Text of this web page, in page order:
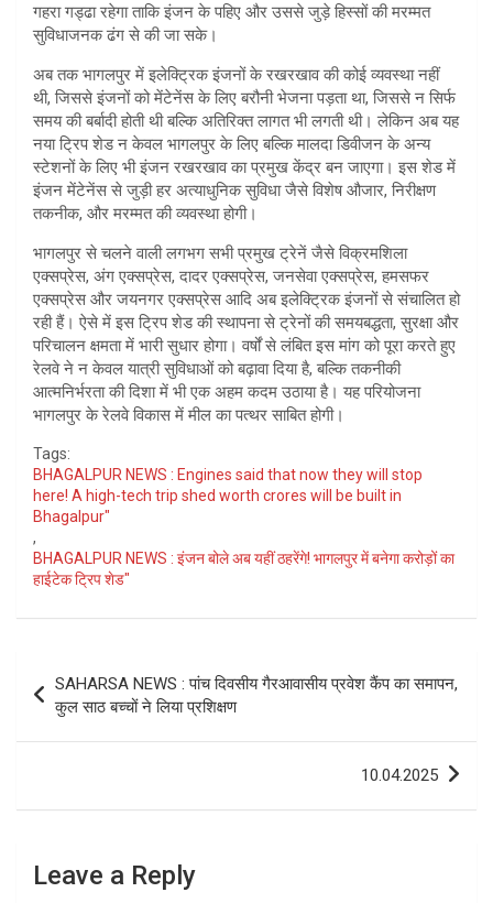
गहरा गड्ढा रहेगा ताकि इंजन के पहिए और उससे जुड़े हिस्सों की मरम्मत
सुविधाजनक ढंग से की जा सके।
अब तक भागलपुर में इलेक्ट्रिक इंजनों के रखरखाव की कोई व्यवस्था नहीं
थी, जिससे इंजनों को मेंटेनेंस के लिए बरौनी भेजना पड़ता था, जिससे न सिर्फ
समय की बर्बादी होती थी बल्कि अतिरिक्त लागत भी लगती थी। लेकिन अब यह
नया ट्रिप शेड न केवल भागलपुर के लिए बल्कि मालदा डिवीजन के अन्य
स्टेशनों के लिए भी इंजन रखरखाव का प्रमुख केंद्र बन जाएगा। इस शेड में
इंजन मेंटेनेंस से जुड़ी हर अत्याधुनिक सुविधा जैसे विशेष औजार, निरीक्षण
तकनीक, और मरम्मत की व्यवस्था होगी।
भागलपुर से चलने वाली लगभग सभी प्रमुख ट्रेनें जैसे विक्रमशिला
एक्सप्रेस, अंग एक्सप्रेस, दादर एक्सप्रेस, जनसेवा एक्सप्रेस, हमसफर
एक्सप्रेस और जयनगर एक्सप्रेस आदि अब इलेक्ट्रिक इंजनों से संचालित हो
रही हैं। ऐसे में इस ट्रिप शेड की स्थापना से ट्रेनों की समयबद्धता, सुरक्षा और
परिचालन क्षमता में भारी सुधार होगा। वर्षों से लंबित इस मांग को पूरा करते हुए
रेलवे ने न केवल यात्री सुविधाओं को बढ़ावा दिया है, बल्कि तकनीकी
आत्मनिर्भरता की दिशा में भी एक अहम कदम उठाया है। यह परियोजना
भागलपुर के रेलवे विकास में मील का पत्थर साबित होगी।
Tags:
BHAGALPUR NEWS : Engines said that now they will stop
here! A high-tech trip shed worth crores will be built in
Bhagalpur"
,
BHAGALPUR NEWS : इंजन बोले अब यहीं ठहरेंगे! भागलपुर में बनेगा करोड़ों का
हाईटेक ट्रिप शेड"
navigation
SAHARSA NEWS : पांच दिवसीय गैरआवासीय प्रवेश कैंप का समापन,
कुल साठ बच्चों ने लिया प्रशिक्षण
10.04.2025
Leave a Reply